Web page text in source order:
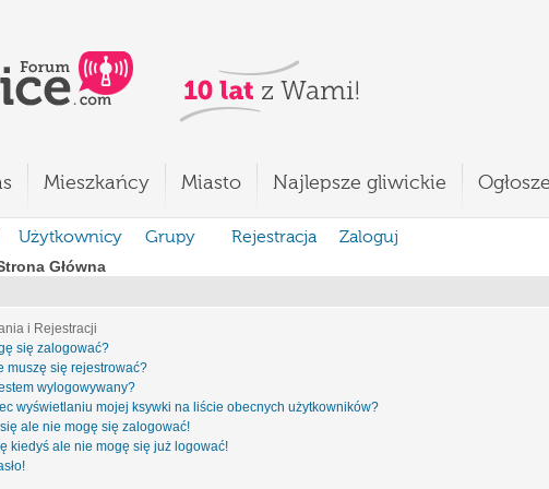
Mieszkańcy Miasto Najlepsze gliwickie
Użytkownicy Grupy Rejestracja
Zaloguj
Główna
i Rejestracji
się zalogować?
muszę się rejestrować?
wylogowywany?
wyświetlaniu mojej ksywki na liście obecnych użytkowników?
ale nie mogę się zalogować!
kiedyś ale nie mogę się już logować!